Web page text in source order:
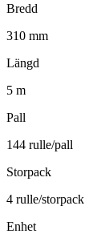
Bredd
310 mm
Längd
5 m
Pall
144 rulle/pall
Storpack
4 rulle/storpack
Enhet